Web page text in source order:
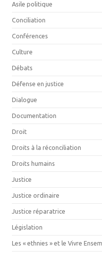
Asile politique
Conciliation
Conférences
Culture
Débats
Défense en justice
Dialogue
Documentation
Droit
Droits à la réconciliation
Droits humains
Justice
Justice ordinaire
Justice réparatrice
Législation
Les « ethnies » et le Vivre